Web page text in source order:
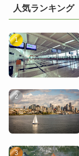
人気ランキング